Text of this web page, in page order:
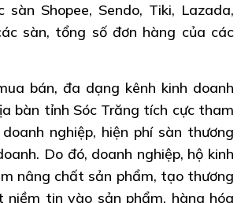
Shopee, Sendo, Tiki, Lazada,
sàn, tổng số đơn hàng của các
bán, đa dạng kênh kinh doanh
bàn tỉnh Sóc Trăng tích cực tham
nghiệp, hiện phí sàn thương
Do đó, doanh nghiệp, hộ kinh
nâng chất sản phẩm, tạo thương
tin vào sản phẩm, hàng hóa